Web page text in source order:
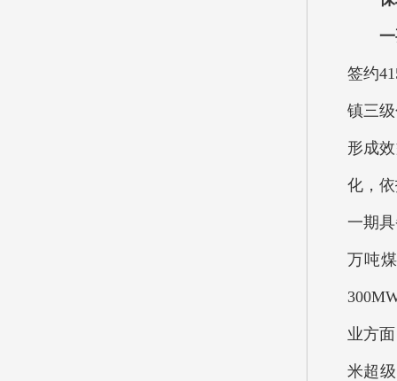
签约
镇三
形成
化，
一期
万吨
业方
米超